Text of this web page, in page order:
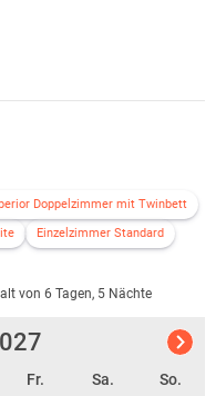
Doppelzimmer mit Twinbett
Einzelzimmer Standard
von 6 Tagen, 5 Nächte
Fr. Sa. So.